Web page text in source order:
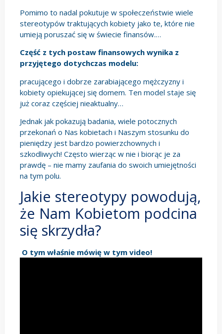
Pomimo to nadal pokutuje w społeczeństwie wiele
stereotypów traktujących kobiety jako te, które nie
umieją poruszać się w świecie finansów.…
Część z tych postaw finansowych wynika z
przyjętego dotychczas modelu:
pracującego i dobrze zarabiającego mężczyzny i
kobiety opiekującej się domem. Ten model staje się
już coraz częściej nieaktualny…
Jednak jak pokazują badania, wiele potocznych
przekonań o Nas kobietach i Naszym stosunku do
pieniędzy jest bardzo powierzchownych i
szkodliwych! Często wierząc w nie i biorąc je za
prawdę – nie mamy zaufania do swoich umiejętności
na tym polu.
Jakie stereotypy powodują,
że Nam Kobietom podcina
się skrzydła?
O tym właśnie mówię w tym video!